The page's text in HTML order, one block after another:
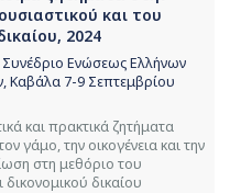
και του
2024
Συνέδριο Ενώσεως Ελλήνων
Καβάλα 7-9 Σεπτεμβρίου
και πρακτικά ζητήματα
γάμο, την οικογένεια και την
στη μεθόριο του
δικονομικού δικαίου